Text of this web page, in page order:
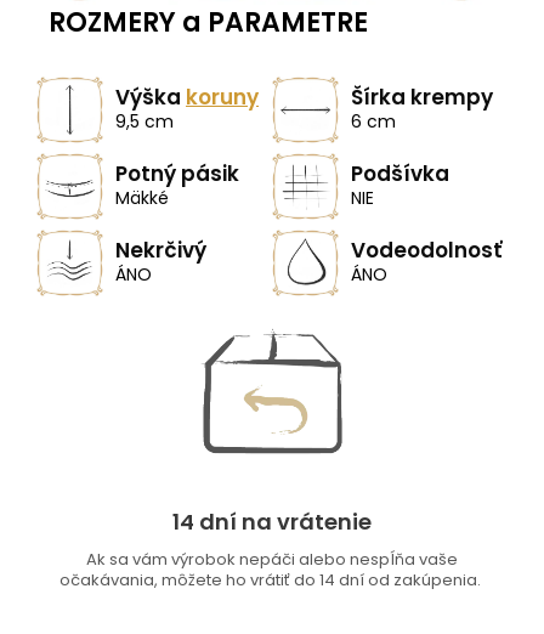
ROZMERY a PARAMETRE
Výška koruny
9,5 cm
Šírka krempy
6 cm
Potný pásik
Mäkké
Podšívka
NIE
Nekrčivý
ÁNO
Vodeodolnosť
ÁNO
14 dní na vrátenie
Ak sa vám výrobok nepáči alebo nespĺňa vaše
očakávania, môžete ho vrátiť do 14 dní od zakúpenia.